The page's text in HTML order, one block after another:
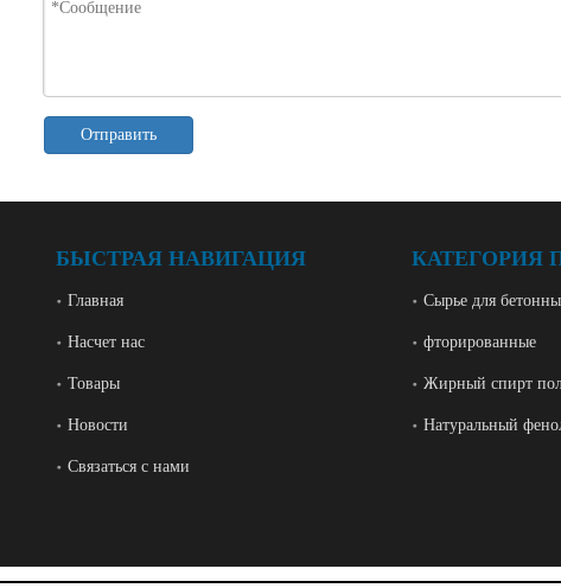
Отправить
БЫСТРАЯ НАВИГАЦИЯ
Главная
Насчет нас
Товары
Новости
Связаться с нами
КАТЕГОРИЯ
Сырье для
фторированные
Жирный спирт
Натуральный